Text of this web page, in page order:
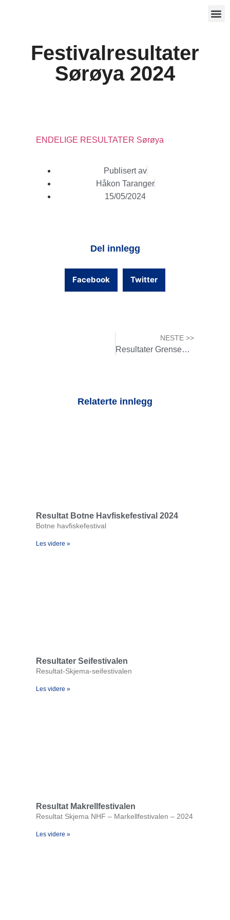
Festivalresultater
Sørøya 2024
ENDELIGE RESULTATER Sørøya
Publisert av
Håkon Taranger
15/05/2024
Del innlegg
Facebook Twitter
NESTE >>
Resultater Grensenappet 2024
Relaterte innlegg
Resultat Botne Havfiskefestival 2024
Botne havfiskefestival
Les videre »
Resultater Seifestivalen
Resultat-Skjema-seifestivalen
Les videre »
Resultat Makrellfestivalen
Resultat Skjema NHF – Markellfestivalen – 2024
Les videre »